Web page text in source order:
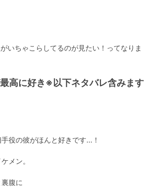
いちゃこらしてるのが見たい！ってなりま
高に好き※以下ネタバレ含みます
役の彼がほんと好きです…！
メン。
腹に